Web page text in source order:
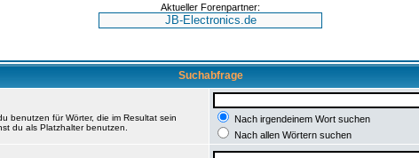
Aktueller Forenpartner:
Suchabfrage
benutzen für Wörter, die im Resultat sein
du als Platzhalter benutzen.
Nach irgendeinem Wort suchen
Nach allen Wörtern suchen